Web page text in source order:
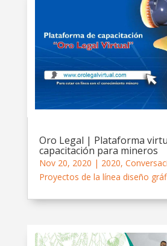
Oro Legal | Plataforma
capacitación para mineros
Nov 20, 2020 | 2020,
Proyectos de la línea diseño